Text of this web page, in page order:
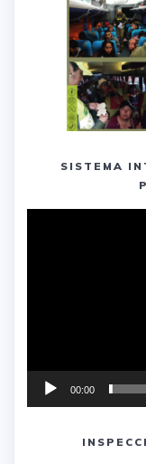
SISTEMA
00:00